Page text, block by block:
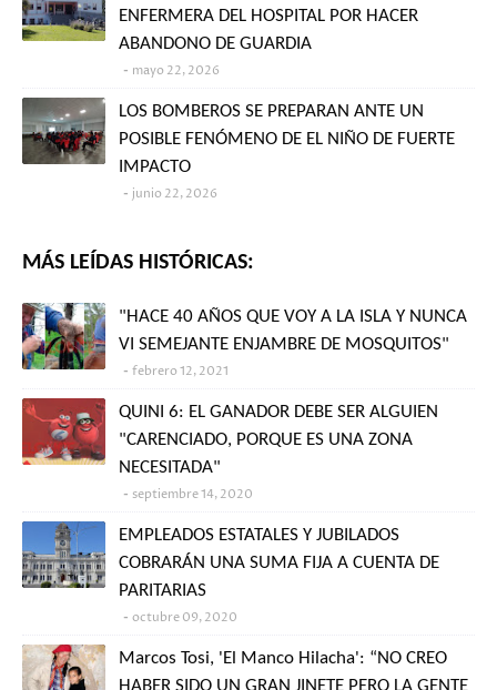
ENFERMERA DEL HOSPITAL POR HACER
ABANDONO DE GUARDIA
mayo 22, 2026
LOS BOMBEROS SE PREPARAN ANTE UN
POSIBLE FENÓMENO DE EL NIÑO DE FUERTE
IMPACTO
junio 22, 2026
MÁS LEÍDAS HISTÓRICAS:
"HACE 40 AÑOS QUE VOY A LA ISLA Y NUNCA
VI SEMEJANTE ENJAMBRE DE MOSQUITOS"
febrero 12, 2021
QUINI 6: EL GANADOR DEBE SER ALGUIEN
"CARENCIADO, PORQUE ES UNA ZONA
NECESITADA"
septiembre 14, 2020
EMPLEADOS ESTATALES Y JUBILADOS
COBRARÁN UNA SUMA FIJA A CUENTA DE
PARITARIAS
octubre 09, 2020
Marcos Tosi, 'El Manco Hilacha': “NO CREO
HABER SIDO UN GRAN JINETE PERO LA GENTE